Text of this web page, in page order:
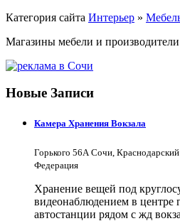
Категория сайта Интерьер »
Магазины мебели и производители
Новые Записи
Камера Хранения Вокзала
Горького 56А Сочи,
Федерация
Хранение вещей под
видеонаблюдением в центре
автостанции рядом с жд